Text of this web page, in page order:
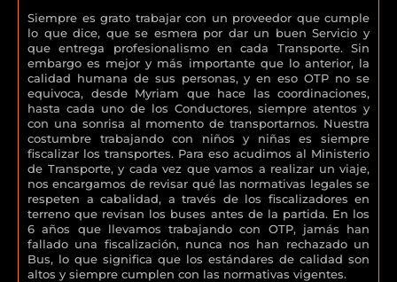
Siempre es grato trabajar con un proveedor que cumple
lo que dice, que se esmera por dar un buen Servicio y
que entrega profesionalismo en cada Transporte. Sin
embargo es mejor y más importante que lo anterior, la
calidad humana de sus personas, y en eso OTP no se
equivoca, desde Myriam que hace las coordinaciones,
hasta cada uno de los Conductores, siempre atentos y
con una sonrisa al momento de transportarnos. Nuestra
costumbre trabajando con niños y niñas es siempre
fiscalizar los transportes. Para eso acudimos al Ministerio
de Transporte, y cada vez que vamos a realizar un viaje,
nos encargamos de revisar qué las normativas legales se
respeten a cabalidad, a través de los fiscalizadores en
terreno que revisan los buses antes de la partida. En los
6 años que llevamos trabajando con OTP, jamás han
fallado una fiscalización, nunca nos han rechazado un
Bus, lo que significa que los estándares de calidad son
altos y siempre cumplen con las normativas vigentes.